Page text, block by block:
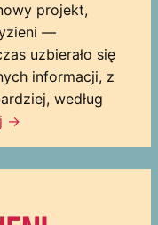
projekt,
—
uzbierało się
informacji, z
według
→